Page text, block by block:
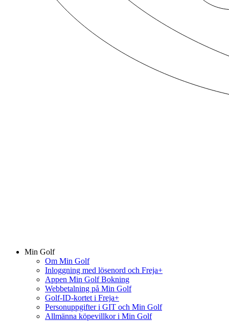
Min Golf
Om Min Golf
Inloggning med lösenord och Freja+
Appen Min Golf Bokning
Webbetalning på Min Golf
Golf-ID-kortet i Freja+
Personuppgifter i GIT och Min Golf
Allmänna köpevillkor i Min Golf